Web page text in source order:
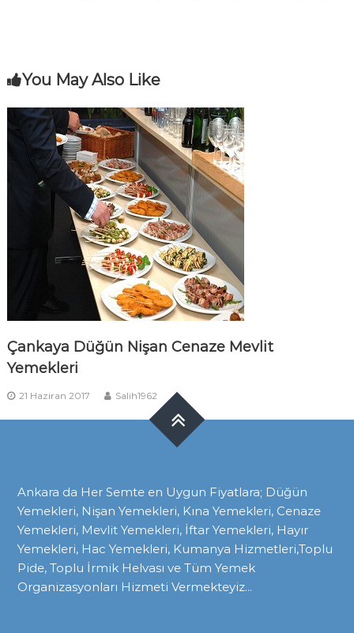
You May Also Like
Çankaya Düğün Nişan Cenaze Mevlit
Yemekleri
21 Haziran 2017 Salih1962
Ankara da Her Semte en Uygun Fiyatlara; Düğün
Yemekleri, Nişan Yemekleri, Kına Yemekleri, Cenaze
Yemekleri, Mevlit Yemekleri, İftar Yemekleri, Hayır
Yemekleri, Hac Yemekleri, Kumanya Hizmetleri,Toplu
Pide, Toplu İrmik Helvası ve Tüm Yemek
Organizasyonları Hizmeti Vermekteyiz...